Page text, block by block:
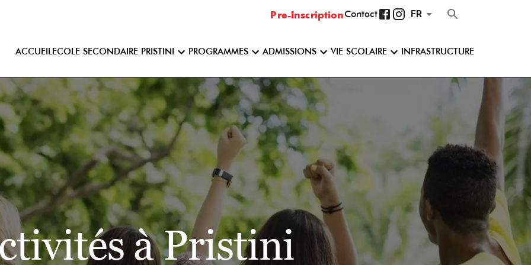
Pre-InscriptionContact FR
ACCUEILECOLE SECONDAIRE PRISTINI PROGRAMMES ADMISSIONS VIE SCOLAIRE INFRASTRUCTURE
à Pristini